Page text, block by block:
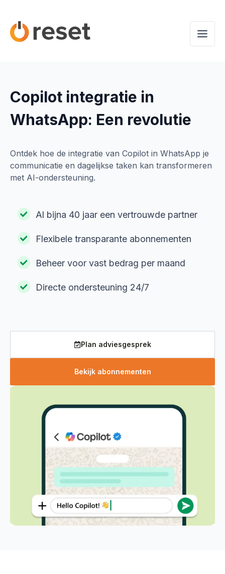
Copilot integratie in
WhatsApp: Een revolutie
Ontdek hoe de integratie van Copilot in WhatsApp je
communicatie en dagelijkse taken kan transformeren
met AI-ondersteuning.
Al bijna 40 jaar een vertrouwde partner
Flexibele transparante abonnementen
Beheer voor vast bedrag per maand
Directe ondersteuning 24/7
Plan adviesgesprek
Bekijk abonnementen